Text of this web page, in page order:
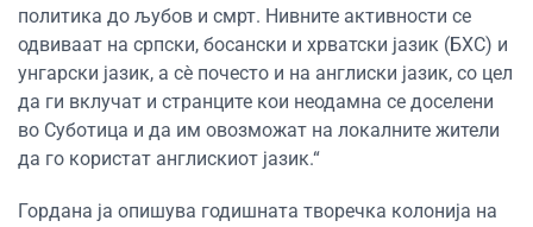
политика до љубов и смрт. Нивните активности се
одвиваат на српски, босански и хрватски јазик (БХС) и
унгарски јазик, а сè почесто и на англиски јазик, со цел
да ги вклучат и странците кои неодамна се доселени
во Суботица и да им овозможат на локалните жители
да го користат англискиот јазик.“
Гордана ја опишува годишната творечка колонија на